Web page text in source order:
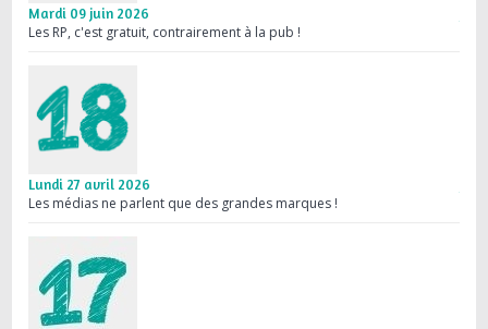
Mardi 09 juin 2026
Les RP, c'est gratuit, contrairement à la pub !
Lundi 27 avril 2026
Les médias ne parlent que des grandes marques !